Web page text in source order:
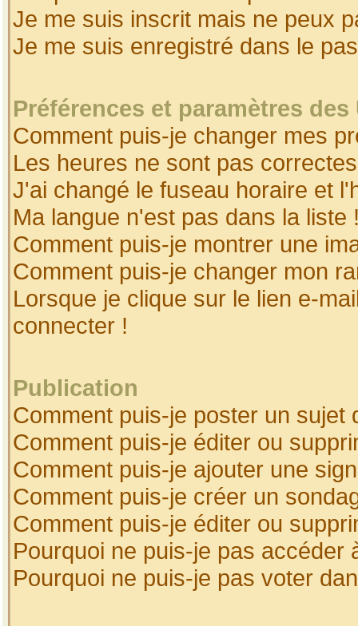
Je me suis inscrit mais ne peux
Je me suis enregistré dans le
Préférences et paramètres
Comment puis-je changer mes
Les heures ne sont pas
J'ai changé le fuseau horaire et
Ma langue n'est pas dans la liste
Comment puis-je montrer une
Comment puis-je changer mon
Lorsque je clique sur le lien e-
connecter !
Publication
Comment puis-je poster un sujet
Comment puis-je éditer ou
Comment puis-je ajouter une
Comment puis-je créer un
Comment puis-je éditer ou
Pourquoi ne puis-je pas accéder
Pourquoi ne puis-je pas voter